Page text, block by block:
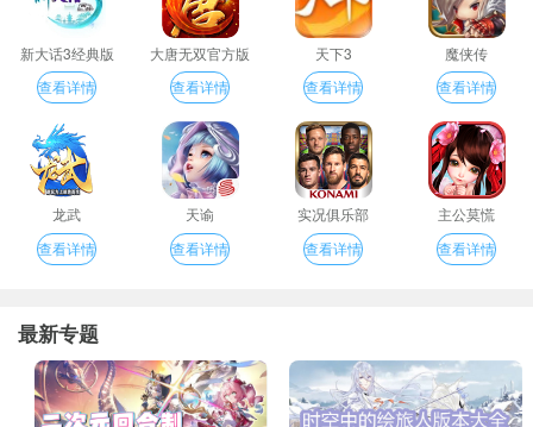
新大话3经典版
查看详情
大唐无双官方版
查看详情
天下3
查看详情
魔侠传
查看详情
龙武
查看详情
天谕
查看详情
实况俱乐部
查看详情
主公莫慌
查看详情
最新专题